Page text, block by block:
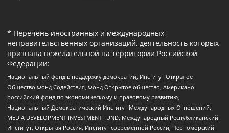
* Перечень иностранных и международных
неправительственных организаций, деятельность которых
признана нежелательной на территории Российской
Федерации:
Национальный фонд в поддержку демократии, Институт Открытое
Общество Фонд Содействия, Фонд Открытое общество, Американо-
российский фонд по экономическому и правовому развитию,
Национальный Демократический Институт Международных Отношений,
MEDIA DEVELOPMENT INVESTMENT FUND, Международный Республиканский
Институт, Открытая Россия, Институт современной России, Черноморский